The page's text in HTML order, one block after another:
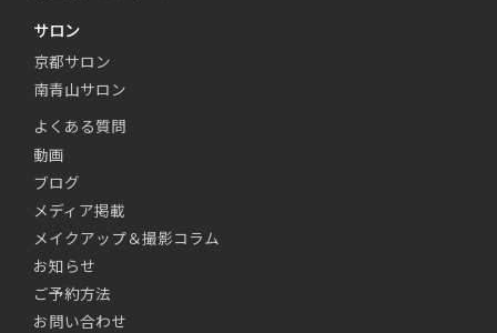
サロン
京都サロン
南青山サロン
よくある質問
動画
ブログ
メディア掲載
メイクアップ＆撮影コラム
お知らせ
ご予約方法
お問い合わせ